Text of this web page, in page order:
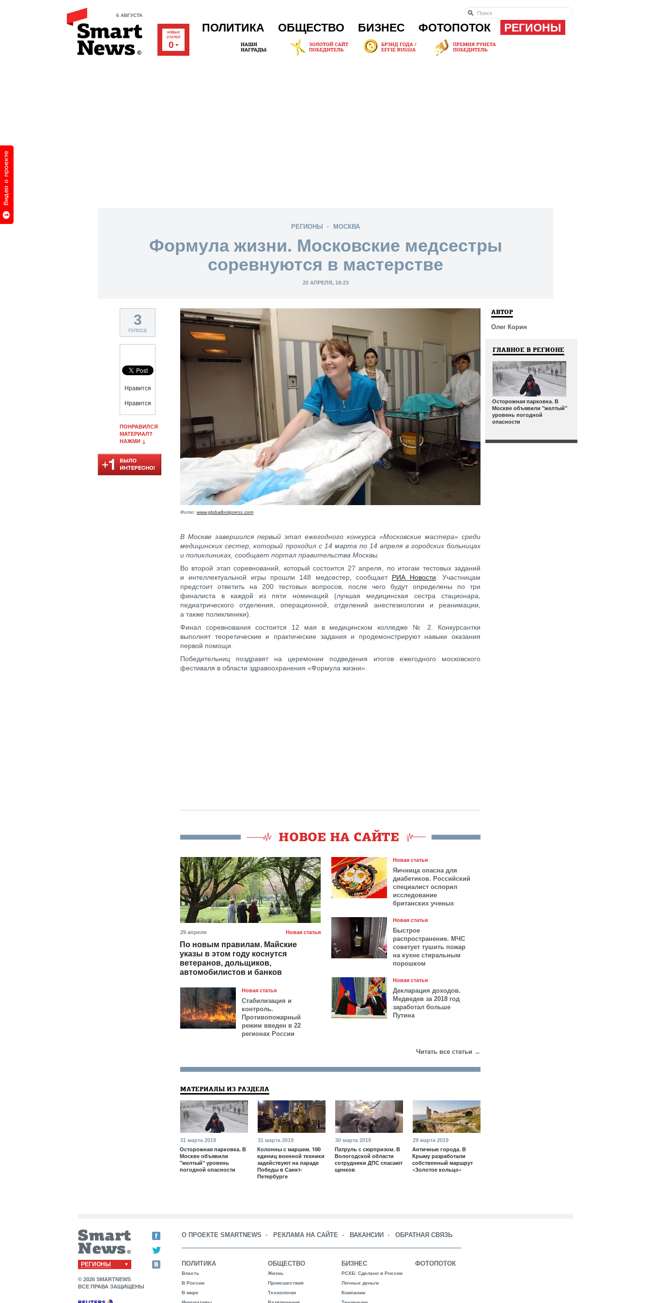
6 АВГУСТА
НОВЫХ
СТАТЕЙ
0
ПОЛИТИКА ОБЩЕСТВО БИЗНЕС ФОТОПОТОК РЕГИОНЫ
РЕГИОНЫ МОСКВА
Формула жизни. Московские медсестры
соревнуются в мастерстве
20 АПРЕЛЯ, 18:23
3
голоса
Нравится
Нравится
ПОНРАВИЛСЯ
МАТЕРИАЛ?
НАЖМИ ↓
Фото: www.globallookpress.com
В Москве завершился первый этап ежегодного конкурса «Московские мастера» среди
медицинских сестер, который проходил с 14 марта по 14 апреля в городских больницах
и поликлиниках, сообщает портал правительства Москвы.
Во второй этап соревнований, который состоится 27 апреля, по итогам тестовых заданий
и интеллектуальной игры прошли 148 медсестер, сообщает РИА Новости. Участницам
предстоит ответить на 200 тестовых вопросов, после чего будут определены по три
финалиста в каждой из пяти номинаций (лучшая медицинская сестра стационара,
педиатрического отделения, операционной, отделений анестезиологии и реанимации,
а также поликлиники).
Финал соревнования состоится 12 мая в медицинском колледже № 2. Конкурсантки
выполнят теоретические и практические задания и продемонстрируют навыки оказания
первой помощи.
Победительниц поздравят на церемонии подведения итогов ежегодного московского
фестиваля в области здравоохранения «Формула жизни».
АВТОР
Олег Корин
Новая статья
29 апреля
По новым правилам. Майские
указы в этом году коснутся
ветеранов, дольщиков,
автомобилистов и банков
Новая статья
Стабилизация и
контроль.
Противопожарный
режим введен в 22
регионах России
Новая статья
Яичница опасна для
диабетиков. Российский
специалист оспорил
исследование
британских ученых
Новая статья
Быстрое
распространение. МЧС
советует тушить пожар
на кухне стиральным
порошком
Новая статья
Декларация доходов.
Медведев за 2018 год
заработал больше
Путина
Читать все статьи →
МАТЕРИАЛЫ ИЗ РАЗДЕЛА
31 марта 2019
Осторожная парковка. В
Москве объявили
"желтый" уровень
погодной опасности
31 марта 2019
Колонны с маршем. 100
единиц военной техники
задействуют на параде
Победы в Санкт-
Петербурге
30 марта 2019
Патруль с сюрпризом. В
Вологодской области
сотрудники ДПС спасают
щенков
29 марта 2019
Античные города. В
Крыму разработали
собственный маршрут
«Золотое кольцо»
ГЛАВНОЕ В РЕГИОНЕ
Осторожная парковка. В
Москве объявили "желтый"
уровень погодной
опасности
РЕГИОНЫ
© 2026 SMARTNEWS
ВСЕ ПРАВА ЗАЩИЩЕНЫ
О ПРОЕКТЕ SMARTNEWS РЕКЛАМА НА САЙТЕ ВАКАНСИИ ОБРАТНАЯ СВЯЗЬ
ПОЛИТИКА
Власть
В России
В мире
ОБЩЕСТВО
Жизнь
Происшествия
Технологии
БИЗНЕС
РСХБ: Сделано в России
Личные деньги
Компании
ФОТОПОТОК